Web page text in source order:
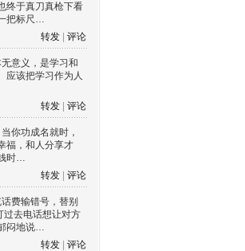
终于真刀真枪下看
把标尺…
转发
评论
意义，是学习和
应该把学习作为人
转发
评论
你功成名就时，
福，和人分享才
时…
转发
评论
费输错号，替别
过去电话想让对方
闷地说…
转发
评论